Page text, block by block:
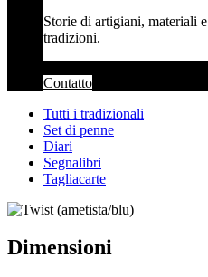
Storie di artigiani, materiali e
tradizioni.
Contatto
Tutti i tradizionali
Set di penne
Diari
Segnalibri
Tagliacarte
Dimensioni